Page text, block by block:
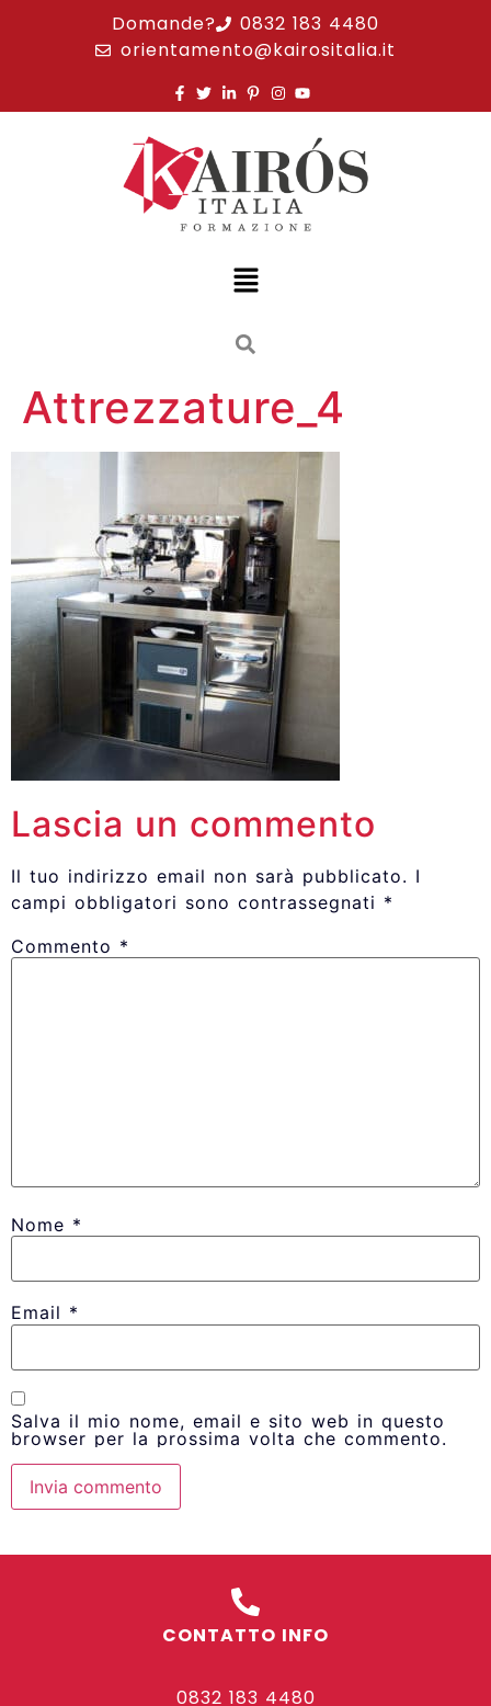
Domande?
0832 183 4480
orientamento@kairositalia.it
Attrezzature_4
Lascia un commento
Il tuo indirizzo email non sarà pubblicato. I
campi obbligatori sono contrassegnati *
Commento *
Nome *
Email *
Salva il mio nome, email e sito web in questo
browser per la prossima volta che commento.
CONTATTO INFO
0832 183 4480